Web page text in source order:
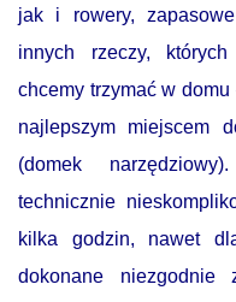
jak i rowery,
innych rzeczy,
chcemy trzymać w
najlepszym miejscem
(domek
technicznie
kilka godzin, nawet
dokonane niezgodnie